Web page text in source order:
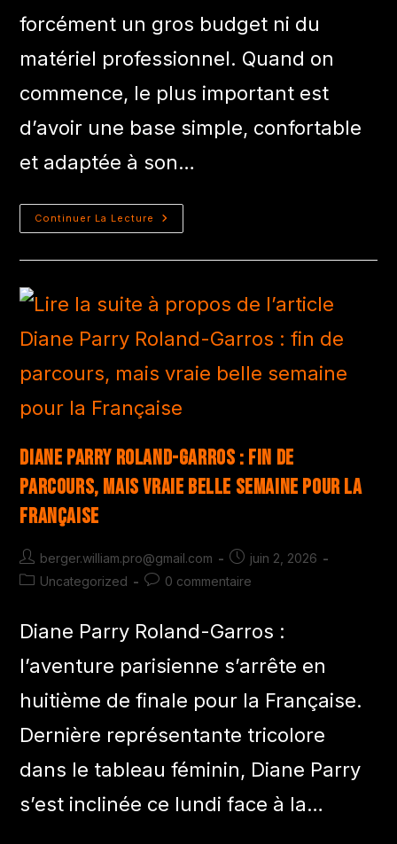
forcément un gros budget ni du
matériel professionnel. Quand on
commence, le plus important est
d’avoir une base simple, confortable
et adaptée à son…
Continuer La Lecture
Diane Parry Roland-Garros : fin de
parcours, mais vraie belle semaine pour la
Française
berger.william.pro@gmail.com
juin 2, 2026
Uncategorized
0 commentaire
Diane Parry Roland-Garros :
l’aventure parisienne s’arrête en
huitième de finale pour la Française.
Dernière représentante tricolore
dans le tableau féminin, Diane Parry
s’est inclinée ce lundi face à la…